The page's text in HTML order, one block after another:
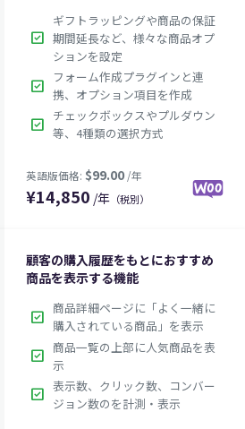
英語版価格:$119.00 /年
check_box
ギフトラッピングや商品の保証
期間延長など、様々な商品オプ
ションを設定
check_box
フォーム作成プラグインと連
携、オプション項目を作成
check_box チェックボックスやプルダウン
等、4種類の選択方式
¥14,850 /年 （税別）
顧客の購入履歴をもとにおすすめ
商品を表示する機能
check_box 商品詳細ページに「よく一緒に
購入されている商品」を表示
check_box 商品一覧の上部に人気商品を表
示
check_box 表示数、クリック数、コンバー
ジョン数のを計測・表示